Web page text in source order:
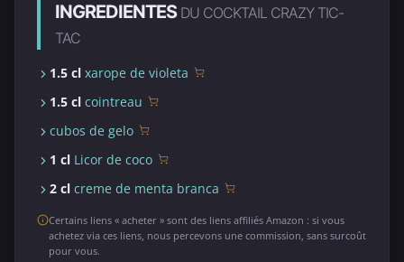
INGREDIENTES DU COCKTAIL CRAZY TIC-
TAC
1.5 cl xarope de violeta
1.5 cl cointreau
cubos de gelo
1 cl Licor de coco
2 cl creme de menta branca
Certains liens « acheter » sont des liens affiliés Amazon : si vous
achetez via ces liens, nous percevons une commission, sans surcoût
pour vous.